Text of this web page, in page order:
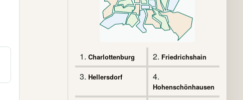
1. Charlottenburg 2. Friedrichshain
3. Hellersdorf 4.
Hohenschönhausen